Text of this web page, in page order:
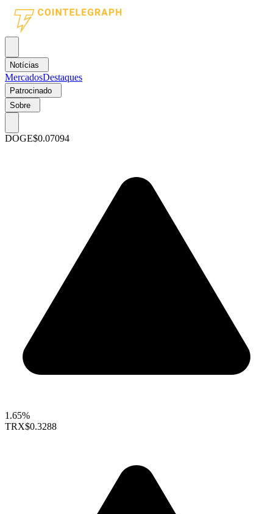
Notícias
MercadosDestaques
Patrocinado
Sobre
DOGE$0.07094
1.65%
TRX$0.3288